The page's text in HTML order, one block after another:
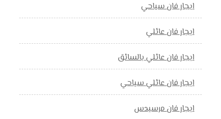
ايجار فان سياحي
ايجار فان عائلي
ايجار فان عائلي بالسائق
ايجار فان عائلي سياحي
ايجار فان مرسيدس